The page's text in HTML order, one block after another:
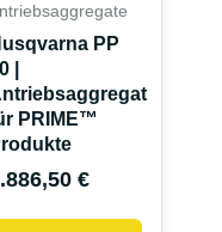
PP
|
PRIME™
€